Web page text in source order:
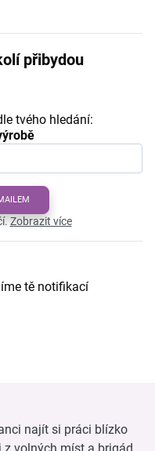
přibydou
tvého hledání:
Zobrazit více
tě notifikací
najít si práci blízko
volných míst a brigád